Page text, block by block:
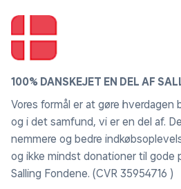
100% DANSKEJET EN DEL AF
Vores formål er at gøre hverdagen
og i det samfund, vi er en del af.
nemmere og bedre
og ikke mindst donationer til gode
Salling Fondene. (CVR 35954716 )